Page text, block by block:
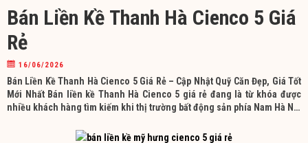
Bán Liền Kề Thanh Hà Cienco 5 Giá
Rẻ
16/06/2026
Bán Liền Kề Thanh Hà Cienco 5 Giá Rẻ – Cập Nhật Quỹ Căn Đẹp, Giá Tốt
Mới Nhất Bán liền kề Thanh Hà Cienco 5 giá rẻ đang là từ khóa được
nhiều khách hàng tìm kiếm khi thị trường bất động sản phía Nam Hà Nội